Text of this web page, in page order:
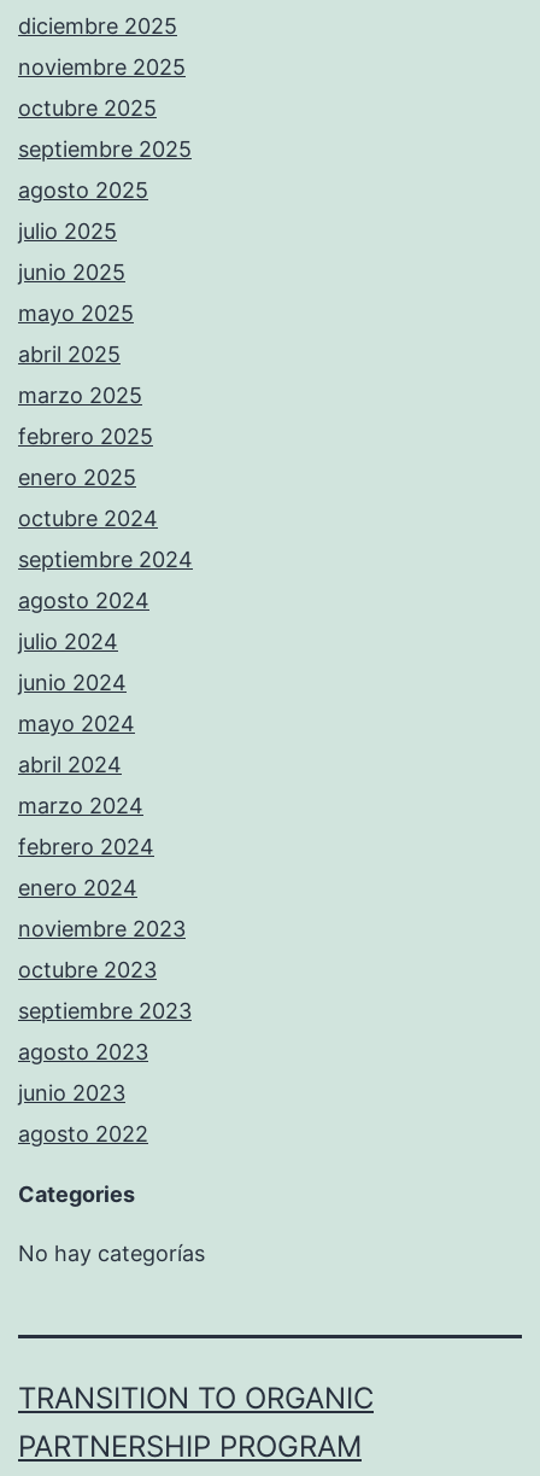
diciembre 2025
noviembre 2025
octubre 2025
septiembre 2025
agosto 2025
julio 2025
junio 2025
mayo 2025
abril 2025
marzo 2025
febrero 2025
enero 2025
octubre 2024
septiembre 2024
agosto 2024
julio 2024
junio 2024
mayo 2024
abril 2024
marzo 2024
febrero 2024
enero 2024
noviembre 2023
octubre 2023
septiembre 2023
agosto 2023
junio 2023
agosto 2022
Categories
No hay categorías
TRANSITION TO ORGANIC
PARTNERSHIP PROGRAM